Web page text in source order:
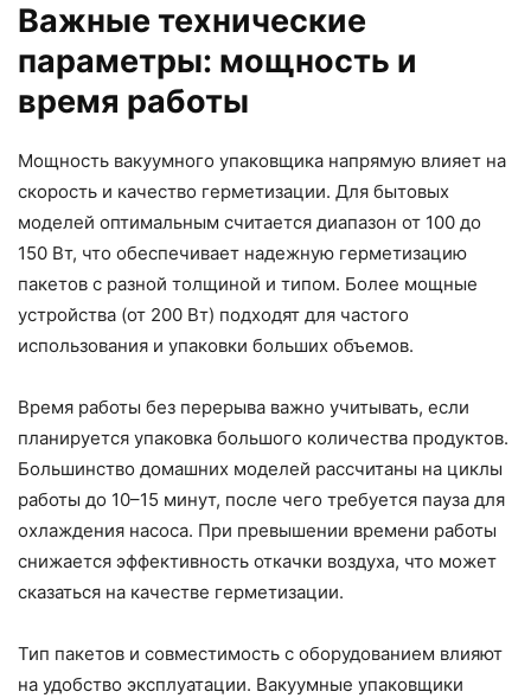
Важные технические
параметры: мощность и
время работы
Мощность вакуумного упаковщика напрямую влияет на
скорость и качество герметизации. Для бытовых
моделей оптимальным считается диапазон от 100 до
150 Вт, что обеспечивает надежную герметизацию
пакетов с разной толщиной и типом. Более мощные
устройства (от 200 Вт) подходят для частого
использования и упаковки больших объемов.
Время работы без перерыва важно учитывать, если
планируется упаковка большого количества продуктов.
Большинство домашних моделей рассчитаны на циклы
работы до 10–15 минут, после чего требуется пауза для
охлаждения насоса. При превышении времени работы
снижается эффективность откачки воздуха, что может
сказаться на качестве герметизации.
Тип пакетов и совместимость с оборудованием влияют
на удобство эксплуатации. Вакуумные упаковщики